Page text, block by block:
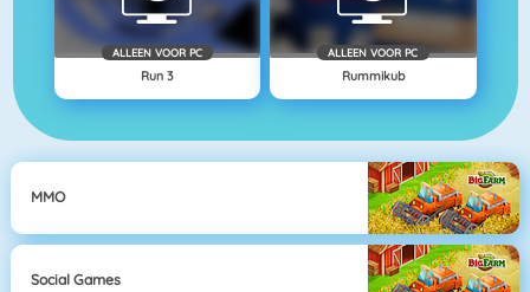
ALLEEN VOOR PC
Run 3
ALLEEN VOOR PC
Rummikub
MMO
Social Games